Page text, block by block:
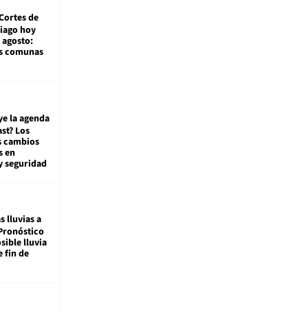
de
hoy
agosto:
comunas
la agenda
Los
cambios
en
seguridad
lluvias a
lluvia
fin de